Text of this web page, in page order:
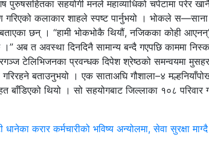
पुरुषसहितका सहयोगी मनले महाव्याधिको चपेटामा
गरिएको कलाकार शाहले स्पष्ट पार्नुभयो । भोकले
छन् । “हामी भोकभोकै थियौं, नजिकका कोही
अब त अवस्था दिनदिनै सामान्य बन्दै गएपछि काममा
टेलिभिजनका प्रवन्धक दिपेश श्रेष्ठको
बताउनुभयो । एक साताअघि गौशाला–४
बाँडिएको थियो । सो सहयोगबाट जिल्लाका १०८
धानेका करार कर्मचारीको भविष्य अन्योलमा, सेवा सुरक्षा